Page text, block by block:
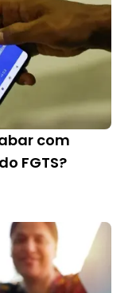
com
FGTS?